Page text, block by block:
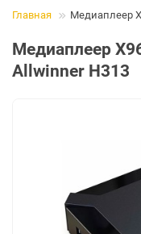
Главная Медиаплеер
Медиаплеер
Allwinner H313